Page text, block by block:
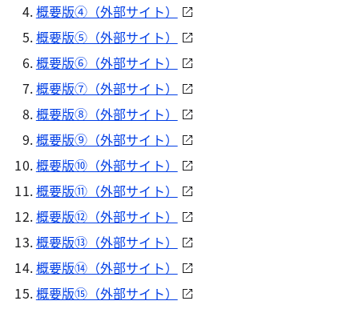
概要版④（外部サイト）
概要版⑤（外部サイト）
概要版⑥（外部サイト）
概要版⑦（外部サイト）
概要版⑧（外部サイト）
概要版⑨（外部サイト）
概要版⑩（外部サイト）
概要版⑪（外部サイト）
概要版⑫（外部サイト）
概要版⑬（外部サイト）
概要版⑭（外部サイト）
概要版⑮（外部サイト）